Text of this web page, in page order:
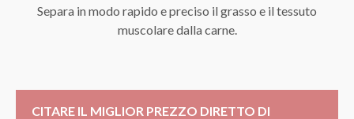
Separa in modo rapido e preciso il grasso e il tessuto
muscolare dalla carne.
CITARE IL MIGLIOR PREZZO DIRETTO DI